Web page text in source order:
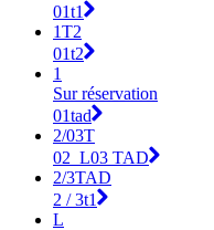
01t1
1T2
01t2
1
Sur réservation
01tad
2/03T
02_L03 TAD
2/3TAD
2 / 3t1
L